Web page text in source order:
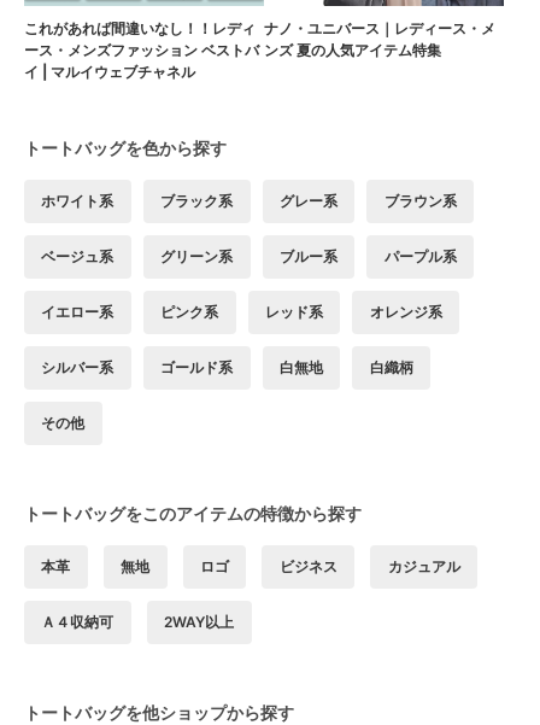
これがあれば間違いなし！！レディ
ース・メンズファッション ベストバ
イ | マルイウェブチャネル
ナノ・ユニバース｜レディース・メ
ンズ 夏の人気アイテム特集
トートバッグを色から探す
ホワイト系 ブラック系 グレー系 ブラウン系
ベージュ系 グリーン系 ブルー系 パープル系
イエロー系 ピンク系 レッド系 オレンジ系
シルバー系 ゴールド系 白無地 白織柄
その他
トートバッグをこのアイテムの特徴から探す
本革 無地 ロゴ ビジネス カジュアル
Ａ４収納可 2WAY以上
トートバッグを他ショップから探す